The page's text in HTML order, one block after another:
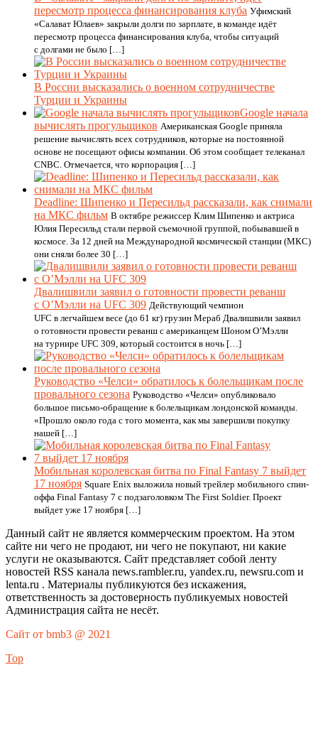
пересмотр процесса финансирования клуба Уфимский
«Салават Юлаев» закрыли долги по зарплате, в команде идёт
пересмотр процесса финансирования клуба, чтобы ситуаций
с долгами не было […]
В России высказались о военном сотрудничестве
Турции и Украины
Google начала
вычислять прогульщиков Американская Google приняла
решение вычислять всех сотрудников, которые на постоянной
основе не посещают офисы компании. Об этом сообщает телеканал
CNBC. Отмечается, что корпорация […]
Deadlinе: Шипенко и Пересильд рассказали, как снимали
на МКС фильм В октябре режиссер Клим Шипенко и актриса
Юлия Пересильд стали первой съемочной группой, побывавшей в
космосе. За 12 дней на Международной космической станции (МКС)
они сняли более 30 […]
Двалишвили заявил о готовности провести реванш
с О’Мэлли на UFC 309 Действующий чемпион
UFC в легчайшем весе (до 61 кг) грузин Мераб Двалишвили заявил
о готовности провести реванш с американцем Шоном О’Мэлли
на турнире UFC 309, который состоится в ночь […]
Руководство «Челси» обратилось к болельщикам после
провального сезона Руководство «Челси» опубликовало
большое письмо-обращение к болельщикам лондонской команды.
«Прошло около года с того момента, как мы завершили покупку
нашей […]
Мобильная королевская битва по Final Fantasy 7 выйдет
17 ноября Square Enix выложила новый трейлер мобильного спин-
оффа Final Fantasy 7 с подзаголовком The First Soldier. Проект
выйдет уже 17 ноября […]
Данный сайт не является коммерческим проектом. На этом
сайте ни чего не продают, ни чего не покупают, ни какие
услуги не оказываются. Сайт представляет собой ленту
новостей RSS канала news.rambler.ru, yandex.ru, newsru.com и
lenta.ru . Материалы публикуются без искажения,
ответственность за достоверность публикуемых новостей
Администрация сайта не несёт.
Сайт от bmb3 @ 2021
Top